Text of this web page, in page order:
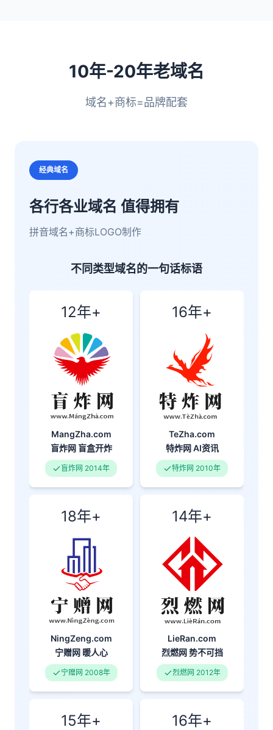
10年-20年老域名
域名+商标=品牌配套
经典域名
各行各业域名 值得拥有
拼音域名+商标LOGO制作
不同类型域名的一句话标语
12年+
MangZha.com
盲炸网盲盒开炸
盲炸网 2014年
16年+
TeZha.com
特炸网AI资讯
特炸网 2010年
18年+
NingZeng.com
宁赠网暖人心
宁赠网 2008年
14年+
LieRan.com
烈燃网势不可挡
烈燃网 2012年
15年+ 16年+